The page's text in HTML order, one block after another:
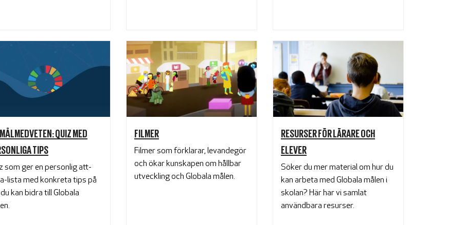
QUIZ MED
TIPS
som ger en personlig att-
lista med konkreta tips på
kan bidra till Globala
FILMER
Filmer som förklarar, levandegör
och ökar kunskapen om hållbar
utveckling och Globala målen.
RESURSER FÖR LÄRARE OCH
ELEVER
Söker du mer material om hur du
kan arbeta med Globala målen i
skolan? Här har vi samlat
användbara resurser.